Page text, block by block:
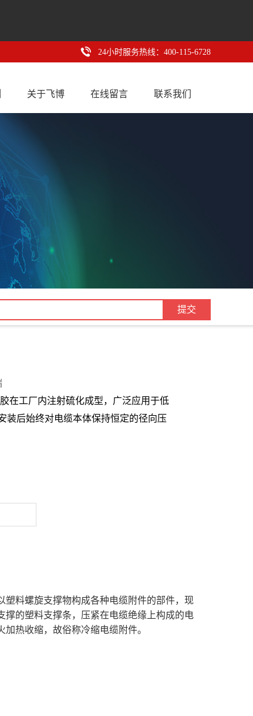
24小时服务热线：400-115-6728
关于飞博 在线留言 联系我们
在工厂内注射硫化成型，广泛应用于低
装后始终对电缆本体保持恒定的径向压
料螺旋支撑物构成各种电缆附件的部件，现
的塑料支撑条，压紧在电缆绝缘上构成的电
热收缩，故俗称冷缩电缆附件。